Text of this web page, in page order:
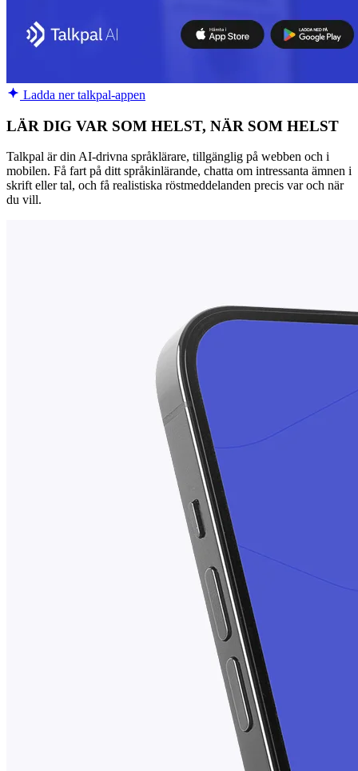
Ladda ner talkpal-appen
LÄR DIG VAR SOM HELST, NÄR SOM HELST
Talkpal är din AI-drivna språklärare, tillgänglig på webben och i
mobilen. Få fart på ditt språkinlärande, chatta om intressanta ämnen i
skrift eller tal, och få realistiska röstmeddelanden precis var och när
du vill.